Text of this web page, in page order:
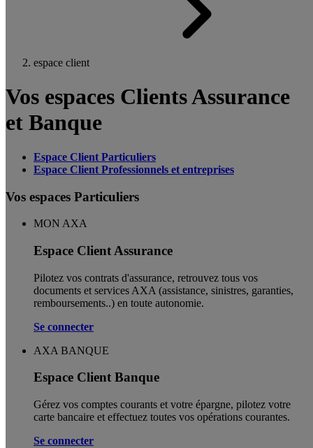
espace client
Vos espaces Clients Assurance
et Banque
Espace Client Particuliers
Espace Client Professionnels et entreprises
Vos espaces Particuliers
MON AXA
Espace Client Assurance
Pilotez vos contrats d'assurance, retrouvez tous vos
documents et services AXA (assistance, sinistres, garanties,
remboursements..) en toute autonomie. ​
Se connecter
AXA BANQUE
Espace Client Banque
Gérez vos comptes courants et votre épargne, pilotez votre
carte bancaire et effectuez toutes vos opérations courantes.
Se connecter